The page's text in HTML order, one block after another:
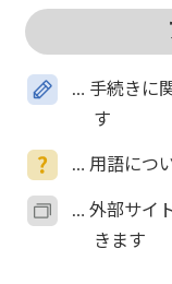
… 手続きに
す
… 用語につ
… 外部サイ
きます